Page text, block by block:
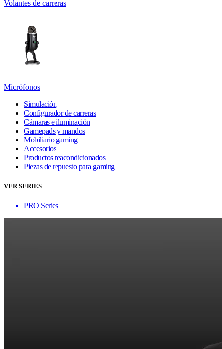
Volantes de carreras
Micrófonos
Simulación
Configurador de carreras
Cámaras e iluminación
Gamepads y mandos
Mobiliario gaming
Accesorios
Productos reacondicionados
Piezas de repuesto para gaming
VER SERIES
PRO Series